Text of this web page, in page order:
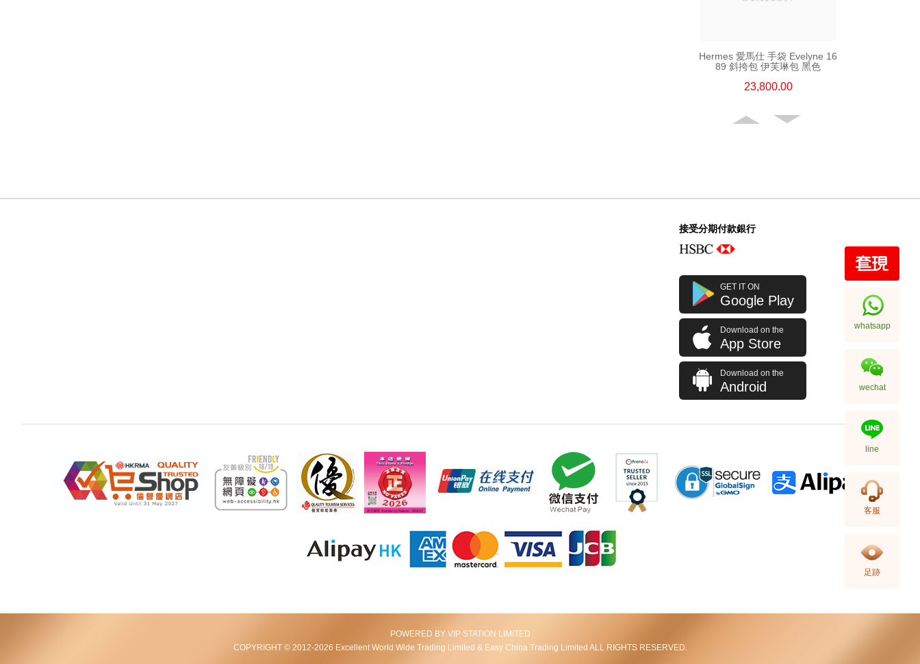
Hermes 愛馬仕 手袋 Evelyne 16
89 斜挎包 伊芙琳包 黑色
23,800.00
Hermes 愛馬仕 手袋 Evelyne 29
89 斜挎包 伊芙琳包 黑色
32,800.00
接受分期付款銀行
GET IT ON
Google Play
Download on the
App Store
Download on the
Android
POWERED BY VIP STATION LIMITED
COPYRIGHT © 2012-2026 Excellent World Wide Trading Limited & Easy China Trading Limited ALL RIGHTS RESERVED.
whatsapp
wechat
line
客服
足跡